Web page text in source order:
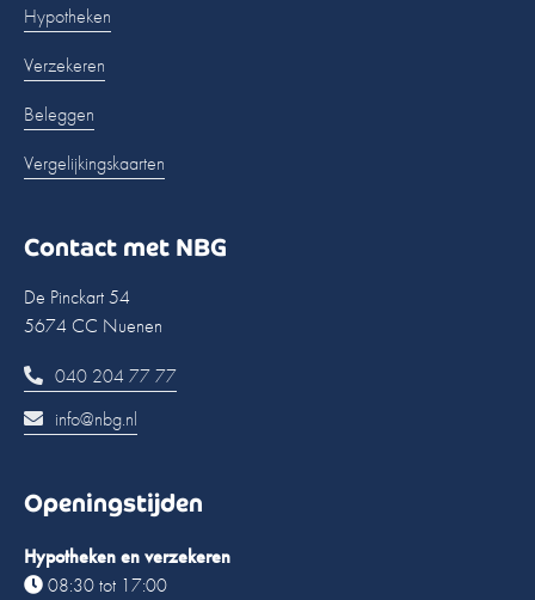
Hypotheken
Verzekeren
Beleggen
Vergelijkingskaarten
Contact met NBG
De Pinckart 54
5674 CC Nuenen
040 204 77 77
info@nbg.nl
Openingstijden
Hypotheken en verzekeren
08:30 tot 17:00